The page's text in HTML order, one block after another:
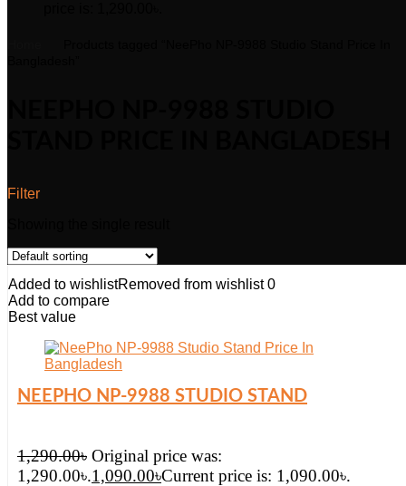
Filter
Added to wishlistRemoved from wishlist 0
Add to compare
Best value
NEEPHO NP-9988 STUDIO STAND
1,290.00৳ Original price was:
1,290.00৳.1,090.00৳Current price is: 1,090.00৳.